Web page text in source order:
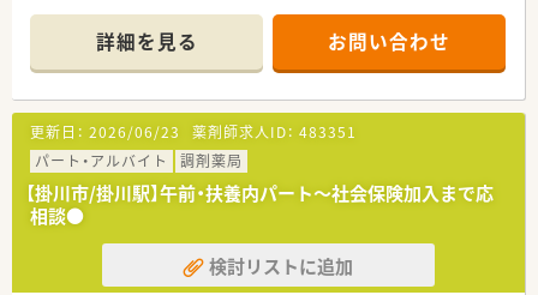
■院外処方箋のため、外来の対応はございません。
■明るい内装、外観で精神科病院のイメージが変わるような設備
です。
■見学からでも可能です。精神科領域に興味のある方歓迎いた
します！
≪業務内容≫
■入院患者様の調剤、監査、配薬 ※外来は院外処方
■持参薬鑑別、持参薬管理
≪おすすめポイント≫
■勤務曜日は相談出来ます。土日祝休みもＯＫです。
詳細を見る お問い合わせ
更新日： 2026/06/23 薬剤師求人ID： 483351
パート・アルバイト
調剤薬局
【掛川市/掛川駅】午前・扶養内パート～社会保険加入まで応
相談●
検討リストに追加